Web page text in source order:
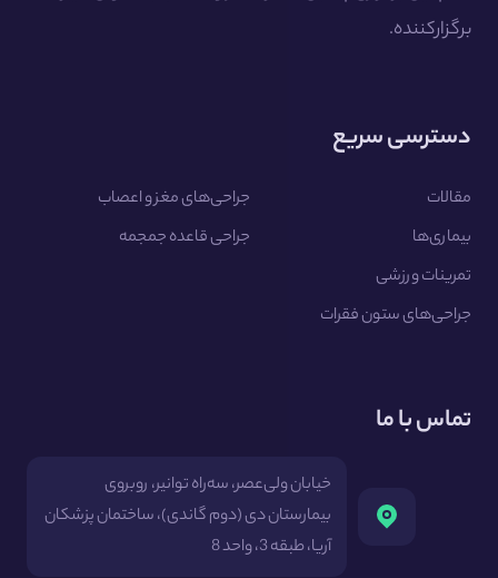
برگزارکننده.
دسترسی سریع
مقالات
بیماری‌ها
تمرینات ورزشی
جراحی‌های ستون فقرات
جراحی‌های مغز و اعصاب
جراحی قاعده جمجمه
تماس با ما
خیابان ولی‌عصر، سه‌راه توانیر، روبروی
بیمارستان دی (دوم گاندی)، ساختمان پزشکان
آریا، طبقه 3، واحد 8